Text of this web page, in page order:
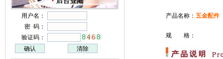
用户名：
密 码：
验证码：
产品名称： 五金配件
规 格：